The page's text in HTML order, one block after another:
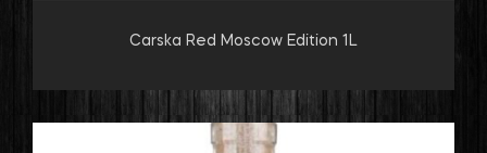
Carska Red Moscow Edition 1L